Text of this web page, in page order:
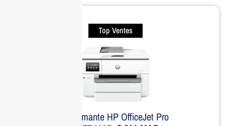
Top Ventes
Imprimante HP OfficeJet Pro